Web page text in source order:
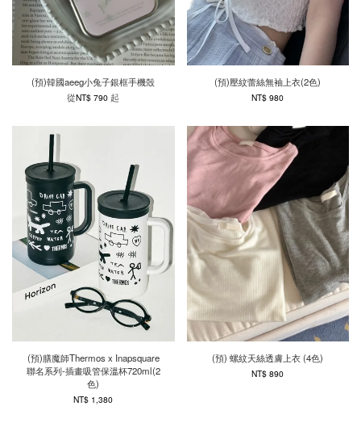
(預)韓國aeeg小兔子銀框手機殼
從NT$ 790起
(預)壓紋蕾絲無袖上衣(2色)
NT$ 980
(預)膳魔師Thermos x Inapsquare
聯名系列-插畫吸管保溫杯720ml(2
色)
NT$ 1,380
(預) 螺紋天絲透膚上衣 (4色)
NT$ 890